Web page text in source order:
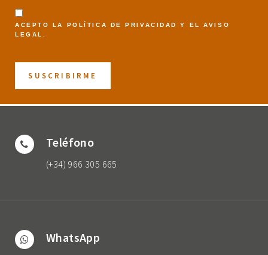
ACEPTO LA POLÍTICA DE PRIVACIDAD Y ELAVISO
LEGAL
Teléfono
(+34) 966 305 665
WhatsApp